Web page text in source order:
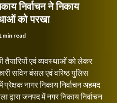
निर्वाचन ने निकाय
को परखा
min read
तैयारियों एवं व्यवस्थाओं को लेकर
सविन बंसल एवं वरिष्ठ पुलिस
नागर निकाय निर्वाचन अहमद
जनपद में नगर निकाय निर्वाचन